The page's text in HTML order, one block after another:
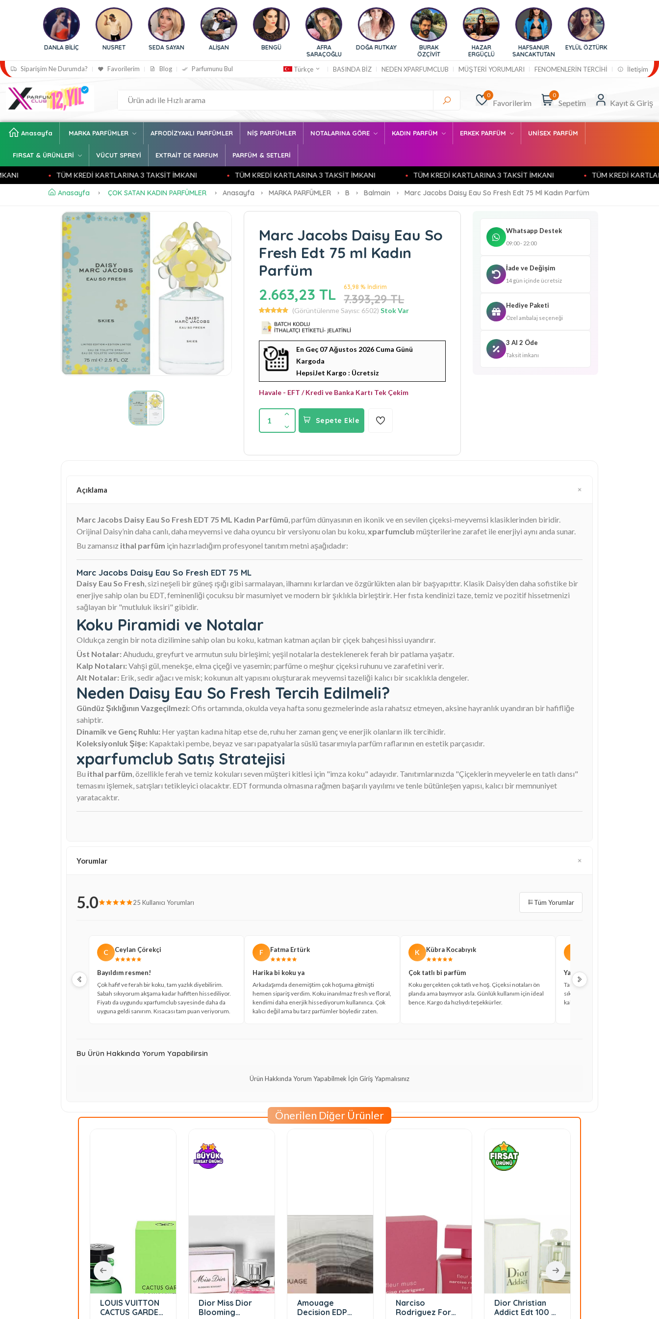
DANLA BİLİÇ NUSRET SEDA SAYAN ALİŞAN
SARAÇOĞLU
DOĞA RUTKAY
BURAK
ERGÜÇLÜ
HAFSANUR
SANCAKTUTAN
EYLÜL ÖZTÜRK SELİN CİĞERCİ
Siparişim Ne Durumda? Favorilerim Blog Parfumunu Bul Türkçe BASINDA BİZ NEDEN XPARFUMCLUB MÜŞTERİ YORUMLARI FENOMENLERİN TERCİHİ İletişim
0
Favorilerim
0
Sepetim Kayıt & Giriş
Anasayfa MARKA PARFÜMLER AFRODİZYAKLI PARFÜMLER NİŞ PARFÜMLER NOTALARINA GÖRE KADIN PARFÜM ERKEK PARFÜM UNİSEX PARFÜM
FIRSAT & ÜRÜNLERİ VÜCUT SPREYİ EXTRAİT DE PARFUM PARFÜM & SETLERİ
TÜM KREDİ KARTLARINA 3 TAKSİT İMKANI TÜM KREDİ KARTLARINA 3 TAKSİT İMKANI TÜM KREDİ KARTLARINA 3 TAKSİT İMKANI TÜM KREDİ
Anasayfa ÇOK SATAN KADIN PARFÜMLER Anasayfa MARKA PARFÜMLER B Balmain Marc Jacobs Daisy Eau So Fresh Edt 75 Ml Kadın Parfüm
Marc Jacobs Daisy Eau So
Fresh Edt 75 ml Kadın
Parfüm
2.663,23 TL
63,98 % İndirim
7.393,29 TL
(Görüntülenme Sayısı: 6502) Stok Var
En Geç 07 Ağustos 2026 Cuma Günü
Kargoda
HepsiJet Kargo : Ücretsiz
Havale - EFT / Kredi ve Banka Kartı Tek Çekim
1 Sepete Ekle
Whatsapp Destek
09:00 - 22:00
İade ve Değişim
14 gün içinde ücretsiz
Hediye Paketi
Özel ambalaj seçeneği
3 Al 2 Öde
Taksit imkanı
Açıklama
Marc Jacobs Daisy Eau So Fresh EDT 75 ML Kadın Parfümü, parfüm dünyasının en ikonik ve en sevilen çiçeksi-meyvemsi klasiklerinden biridir.
Orijinal Daisy’nin daha canlı, daha meyvemsi ve daha oyuncu bir versiyonu olan bu koku,xparfumclub müşterilerine zarafet ile enerjiyi aynı anda sunar.
Bu zamansız ithal parfüm için hazırladığım profesyonel tanıtım metni aşağıdadır:
Marc Jacobs Daisy Eau So Fresh EDT 75 ML
Daisy Eau So Fresh, sizi neşeli bir güneş ışığı gibi sarmalayan, ilhamını kırlardan ve özgürlükten alan bir başyapıttır. Klasik Daisy’den daha sofistike bir
enerjiye sahip olan bu EDT, feminenliği çocuksu bir masumiyet ve modern bir şıklıkla birleştirir. Her fısta kendinizi taze, temiz ve pozitif hissetmenizi
sağlayan bir "mutluluk iksiri" gibidir.
Koku Piramidi ve Notalar
Oldukça zengin bir nota dizilimine sahip olan bu koku, katman katman açılan bir çiçek bahçesi hissi uyandırır.
Üst Notalar: Ahududu, greyfurt ve armutun sulu birleşimi; yeşil notalarla desteklenerek ferah bir patlama yaşatır.
Kalp Notaları: Vahşi gül, menekşe, elma çiçeği ve yasemin; parfüme o meşhur çiçeksi ruhunu ve zarafetini verir.
Alt Notalar: Erik, sedir ağacı ve misk; kokunun alt yapısını oluşturarak meyvemsi tazeliği kalıcı bir sıcaklıkla dengeler.
Neden Daisy Eau So Fresh Tercih Edilmeli?
Gündüz Şıklığının Vazgeçilmezi: Ofis ortamında, okulda veya hafta sonu gezmelerinde asla rahatsız etmeyen, aksine hayranlık uyandıran bir hafifliğe
sahiptir.
Dinamik ve Genç Ruhlu: Her yaştan kadına hitap etse de, ruhu her zaman genç ve enerjik olanların ilk tercihidir.
Koleksiyonluk Şişe: Kapaktaki pembe, beyaz ve sarı papatyalarla süslü tasarımıyla parfüm raflarının en estetik parçasıdır.
xparfumclub Satış Stratejisi
Bu ithal parfüm, özellikle ferah ve temiz kokuları seven müşteri kitlesi için "imza koku" adayıdır. Tanıtımlarınızda "Çiçeklerin meyvelerle en tatlı dansı"
temasını işlemek, satışları tetikleyici olacaktır. EDT formunda olmasına rağmen başarılı yayılımı ve tenle bütünleşen yapısı, kalıcı bir memnuniyet
yaratacaktır.
Yorumlar
5.0 25 Kullanıcı Yorumları Tüm Yorumlar
C Ceylan Çörekçi
Bayıldım resmen!
Çok hafif ve ferah bir koku, tam yazlık diyebilirim.
Sabah sıkıyorum akşama kadar hafiften hissediliyor.
Fiyatı da uygundu xparfumclub sayesinde daha da
uyguna geldi sanırım. Kısacası tam puan veriyorum.
F Fatma Ertürk
Harika bi koku ya
Arkadaşımda denemiştim çok hoşuma gitmişti
hemen sipariş verdim. Koku inanılmaz fresh ve floral,
kendimi daha enerjik hissediyorum kullanınca. Çok
kalıcı değil ama bu tarz parfümler böyledir zaten.
K Kübra Kocabıyık
Çok tatlı bi parfüm
Koku gerçekten çok tatlı ve hoş. Çiçeksi notaları ön
planda ama baymıyor asla. Günlük kullanım için ideal
bence. Kargo da hızlıydı teşekkürler.
Yaz için ideal
Tam bir yaz kokusu, ferahlık veriyor
sıkıyorum öğlene kadar etkisini
kalıcı olmasını beklerdim ama bu
Bu Ürün Hakkında Yorum Yapabilirsin
Ürün Hakkında Yorum Yapabilmek İçin Giriş Yapmalısınız
Önerilen Diğer Ürünler
LOUIS VUITTON
CACTUS GARDEN
Dior Miss Dior
Blooming
Amouage
Decision EDP
Narciso
Rodriguez For
Dior Christian
Addict Edt 100 Ml